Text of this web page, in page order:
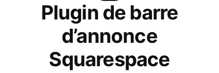
Plugin de barre
d’annonce
Squarespace